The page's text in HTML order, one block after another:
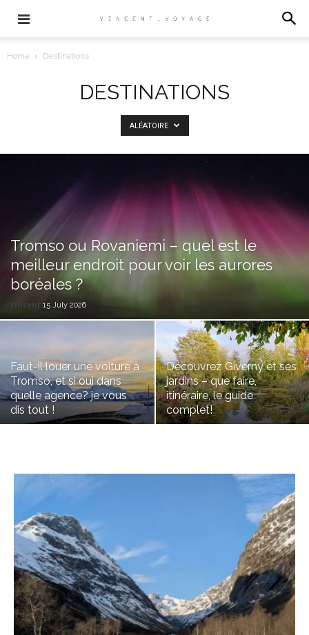
Home Destinations
DESTINATIONS
ALÉATOIRE
Tromso ou Rovaniemi – quel est le
meilleur endroit pour voir les aurores
boréales ?
vincent 15 July 2026
Faut-il louer une voiture à
Tromso, et si oui dans
quelle agence? je vous
dis tout !
Découvrez Giverny et ses
jardins – que faire,
itinéraire, le guide
complet!